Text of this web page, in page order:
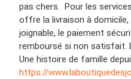
pas chers. Pour les
offre la livraison à
joignable, le paiement
remboursé si non satisfait.
Une histoire de famille
https://